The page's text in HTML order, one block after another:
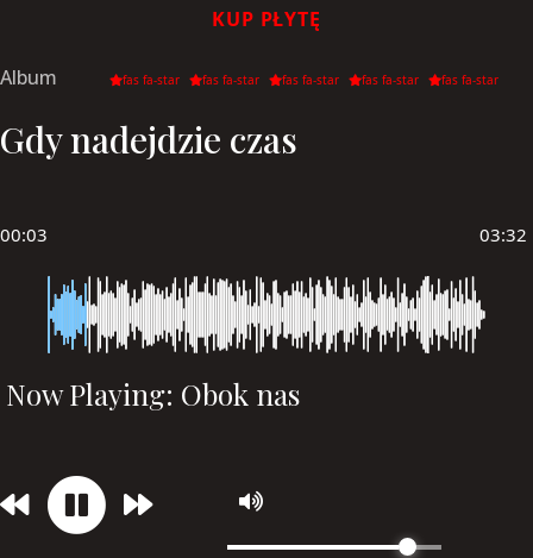
KUP PŁYTĘ
Album fas fa-star fas fa-star fas fa-star fas fa-star fas fa-star
Gdy nadejdzie czas
00:03 03:32
Now Playing: Obok nas